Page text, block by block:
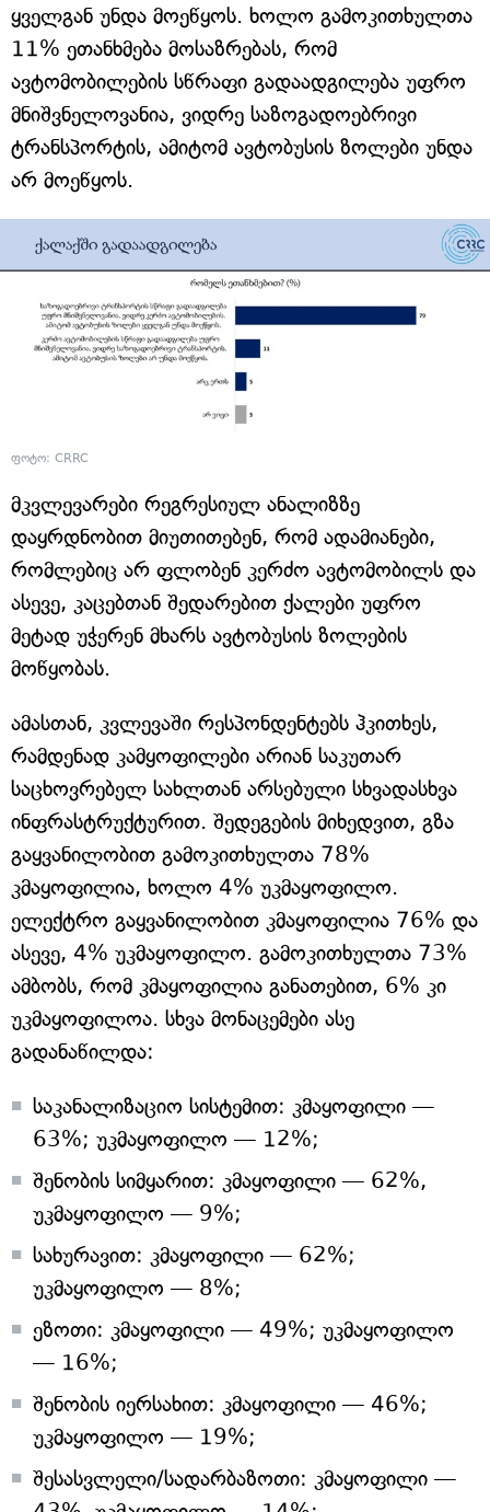
ყველგან უნდა მოეწყოს. ხოლო გამოკითხულთა
11% ეთანხმება მოსაზრებას, რომ
ავტომობილების სწრაფი გადაადგილება უფრო
მნიშვნელოვანია, ვიდრე საზოგადოებრივი
ტრანსპორტის, ამიტომ ავტობუსის ზოლები უნდა
არ მოეწყოს.
ფოტო: CRRC
მკვლევარები რეგრესიულ ანალიზზე
დაყრდნობით მიუთითებენ, რომ ადამიანები,
რომლებიც არ ფლობენ კერძო ავტომობილს და
ასევე, კაცებთან შედარებით ქალები უფრო
მეტად უჭერენ მხარს ავტობუსის ზოლების
მოწყობას.
ამასთან, კვლევაში რესპონდენტებს ჰკითხეს,
რამდენად კამყოფილები არიან საკუთარ
საცხოვრებელ სახლთან არსებული სხვადასხვა
ინფრასტრუქტურით. შედეგების მიხედვით, გზა
გაყვანილობით გამოკითხულთა 78%
კმაყოფილია, ხოლო 4% უკმაყოფილო.
ელექტრო გაყვანილობით კმაყოფილია 76% და
ასევე, 4% უკმაყოფილო. გამოკითხულთა 73%
ამბობს, რომ კმაყოფილია განათებით, 6% კი
უკმაყოფილოა. სხვა მონაცემები ასე
გადანაწილდა:
საკანალიზაციო სისტემით: კმაყოფილი —
63%; უკმაყოფილო — 12%;
შენობის სიმყარით: კმაყოფილი — 62%,
უკმაყოფილო — 9%;
სახურავით: კმაყოფილი — 62%;
უკმაყოფილო — 8%;
ეზოთი: კმაყოფილი — 49%; უკმაყოფილო
— 16%;
შენობის იერსახით: კმაყოფილი — 46%;
უკმაყოფილო — 19%;
შესასვლელი/სადარბაზოთი: კმაყოფილი —